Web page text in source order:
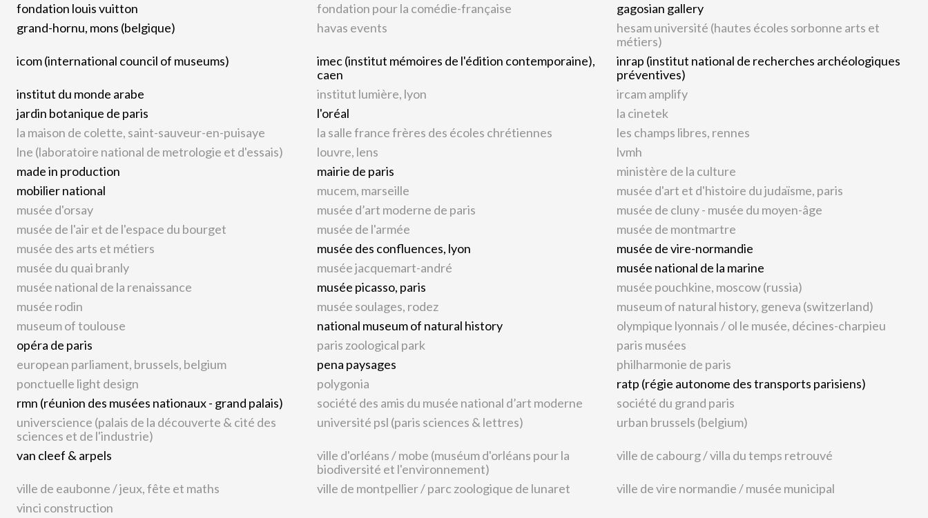
fondation louis vuitton
fondation pour la comédie-française
gagosian gallery
grand-hornu, mons (belgique)
havas events
hesam université (hautes écoles sorbonne arts et
métiers)
icom (international council of museums)
imec (institut mémoires de l'édition contemporaine),
caen
inrap (institut national de recherches archéologiques
préventives)
institut du monde arabe
institut lumière, lyon
ircam amplify
jardin botanique de paris
l'oréal
la cinetek
la maison de colette, saint-sauveur-en-puisaye
la salle france frères des écoles chrétiennes
les champs libres, rennes
lne (laboratoire national de metrologie et d'essais)
louvre, lens
lvmh
made in production
mairie de paris
ministère de la culture
mobilier national
mucem, marseille
musée d'art et d'histoire du judaïsme, paris
musée d'orsay
musée d’art moderne de paris
musée de cluny - musée du moyen-âge
musée de l'air et de l'espace du bourget
musée de l'armée
musée de montmartre
musée des arts et métiers
musée des confluences, lyon
musée de vire-normandie
musée du quai branly
musée jacquemart-andré
musée national de la marine
musée national de la renaissance
musée picasso, paris
musée pouchkine, moscow (russia)
musée rodin
musée soulages, rodez
museum of natural history, geneva (switzerland)
museum of toulouse
national museum of natural history
olympique lyonnais / ol le musée, décines-charpieu
opéra de paris
paris zoological park
paris musées
european parliament, brussels, belgium
pena paysages
philharmonie de paris
ponctuelle light design
polygonia
ratp (régie autonome des transports parisiens)
rmn (réunion des musées nationaux - grand palais)
société des amis du musée national d’art moderne
société du grand paris
universcience (palais de la découverte & cité des
sciences et de l'industrie)
université psl (paris sciences & lettres) urban brussels (belgium)
van cleef & arpels
ville d'orléans / mobe (muséum d'orléans pour la
biodiversité et l'environnement)
ville de cabourg / villa du temps retrouvé
ville de eaubonne / jeux, fête et maths ville de montpellier / parc zoologique de lunaret
ville de vire normandie / musée municipal
vinci construction